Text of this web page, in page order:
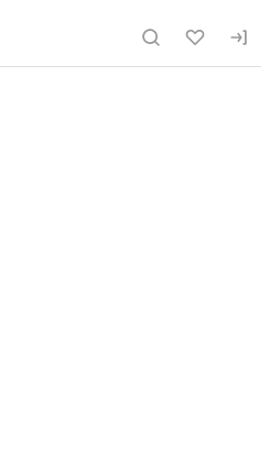
по сайту milknet.ru
холода»